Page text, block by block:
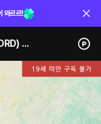
와르르!
세이 더 워드 (SAY THE WORD) (단행본)